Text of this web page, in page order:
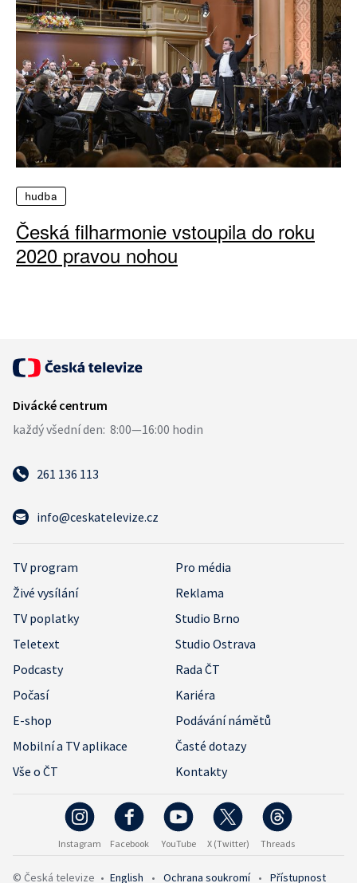
hudba
Česká filharmonie vstoupila do roku
2020 pravou nohou
261 136 113
info@ceskatelevize.cz
TV program
Pro média
Živé vysílání
Reklama
TV poplatky
Studio Brno
Teletext
Studio Ostrava
Podcasty
Rada ČT
Počasí
Kariéra
E-shop
Podávání námětů
Mobilní a TV aplikace
Časté dotazy
Vše o ČT
Kontakty
Instagram Facebook YouTube X (Twitter) Threads
© Česká televize • English • Ochrana soukromí • Přístupnost